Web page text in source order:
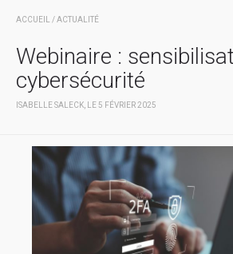
ACCUEIL /ACTUALITÉ
Webinaire :
cybersécurité
ISABELLE SALECK, LE 5 FÉVRIER 2025